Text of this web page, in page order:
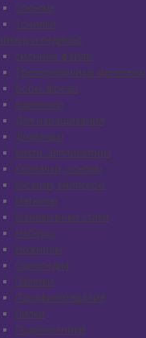
Спонжи
Точилки
и педикюр
сменные файлы
Тренировочные манекены
Боры, фрезы
Ванночки
Для наращивания
Дозаторы
Кисти, аппликаторы
Колпачки, основы
Кусачки, книпсеры
Магниты
Маникюрные стики
Наборы
Ножницы
Ортопедия
Палетки
Парафинотерапия
Пилки
Подлокотники